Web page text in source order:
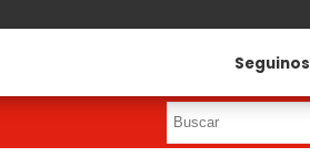
Seguinos